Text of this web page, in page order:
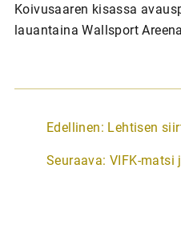
Koivusaaren kisassa
lauantaina Wallsport
A
t
Edellinen: Lehtisen
Seuraava: VIFK-matsi